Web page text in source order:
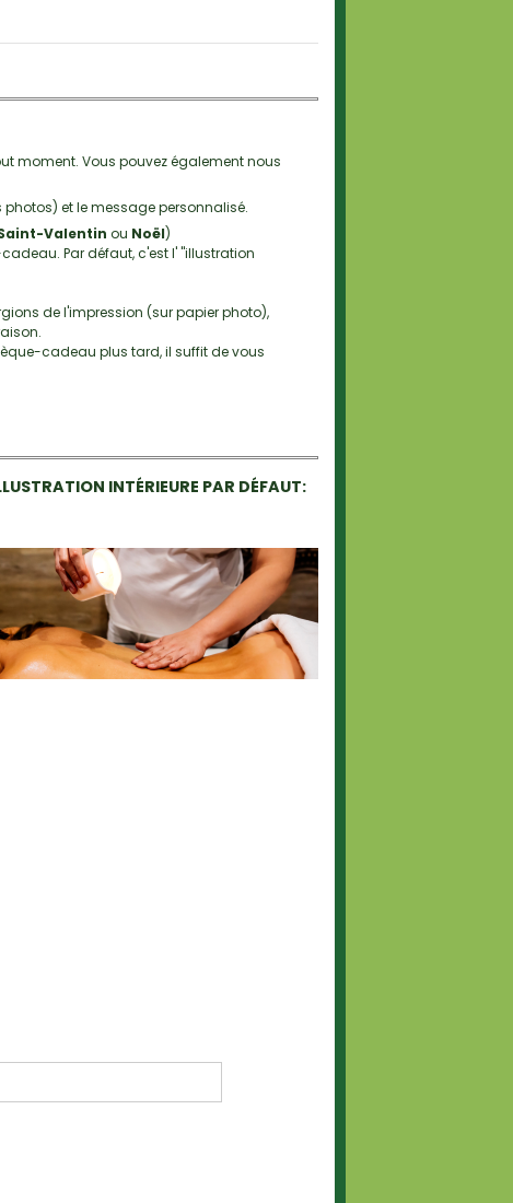
moment. Vous pouvez également nous
et le message personnalisé.
Valentin ou Noël)
Par défaut, c'est l' "illustration
de l'impression (sur papier photo),
cadeau plus tard, il suffit de vous
INTÉRIEURE PAR DÉFAUT: